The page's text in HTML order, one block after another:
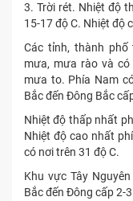
3. Trời rét. Nhiệt độ
15-17 độ C. Nhiệt độ
Các tỉnh, thành
mưa, mưa rào và
mưa to. Phía Nam
Bắc đến Đông Bắc
Nhiệt độ thấp nhất
Nhiệt độ cao nhất
có nơi trên 31 độ C.
Khu vực Tây
Bắc đến Đông cấp 2-